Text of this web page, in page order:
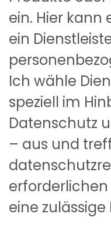
ein. Hier kann
ein
Ich wähle
speziell im
Datenschutz
– aus und
eine